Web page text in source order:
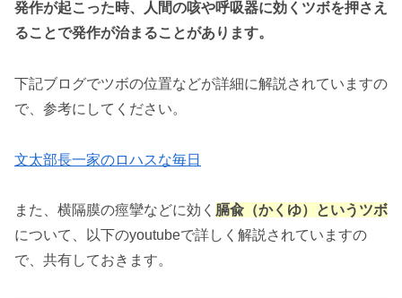
発作が起こった時、人間の咳や呼吸器に効くツボを押さえ
ることで発作が治まることがあります。
下記ブログでツボの位置などが詳細に解説されていますの
で、参考にしてください。
文太部長一家のロハスな毎日
また、横隔膜の痙攣などに効く 膈兪（かくゆ）というツボ
について、以下のyoutubeで詳しく解説されていますの
で、共有しておきます。